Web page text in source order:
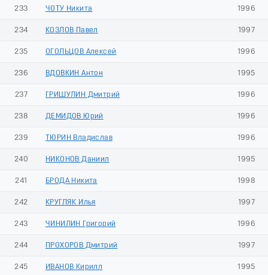
233 ЧОТУ Никита 1996
234 КОЗЛОВ Павел 1997
235 ОГОЛЬЦОВ Алексей 1996
236 ВДОВКИН Антон 1995
237 ГРИШУЛИН Дмитрий 1996
238 ДЕМИДОВ Юрий 1996
239 ТЮРИН Владислав 1996
240 НИКОНОВ Даниил 1995
241 БРОДА Никита 1998
242 КРУГЛЯК Илья 1997
243 ЧИНИЛИН Григорий 1996
244 ПРОХОРОВ Дмитрий 1997
245 ИВАНОВ Кирилл 1995